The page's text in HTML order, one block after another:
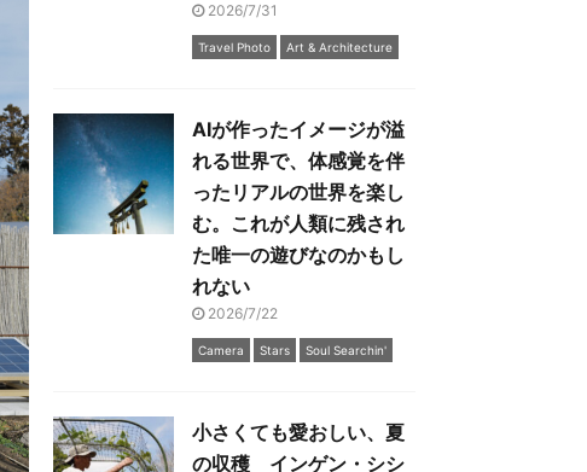
2026/7/31
Travel Photo Art & Architecture
AIが作ったイメージが溢
れる世界で、体感覚を伴
ったリアルの世界を楽し
む。これが人類に残され
た唯一の遊びなのかもし
れない
2026/7/22
Camera Stars Soul Searchin'
小さくても愛おしい、夏
の収穫 インゲン・シシ